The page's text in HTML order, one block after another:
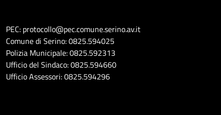
PEC: protocollo@pec.comune.serino.av.it
Comune di Serino: 0825.594025
Polizia Municipale: 0825.592313
Ufficio del Sindaco: 0825.594660
Ufficio Assessori: 0825.594296